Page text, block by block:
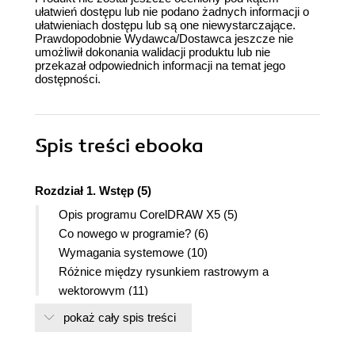
ułatwień dostępu lub nie podano żadnych informacji o
ułatwieniach dostępu lub są one niewystarczające.
Prawdopodobnie Wydawca/Dostawca jeszcze nie
umożliwił dokonania walidacji produktu lub nie
przekazał odpowiednich informacji na temat jego
dostępności.
Spis treści ebooka
Rozdział 1. Wstęp (5)
Opis programu CorelDRAW X5 (5)
Co nowego w programie? (6)
Wymagania systemowe (10)
Różnice między rysunkiem rastrowym a
wektorowym (11)
Rozdział 2. Pierwsze kroki (15)
pokaż cały spis treści